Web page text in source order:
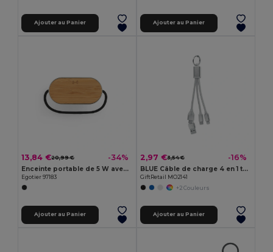
Ajouter au Panier Ajouter au Panier
13,84 €20,99 € -34%
Enceinte portable de 5 W avec chargeur sans fil ultra-rapide de 15 W et autonomie de 2 h en bambou et PET recyclé (100 % rPET)
Egotier 97183
Ajouter au Panier
2,97 €3,54 € -16%
BLUE Câble de charge 4 en 1 type C
GiftRetail MO2141
+2 Couleurs
Ajouter au Panier